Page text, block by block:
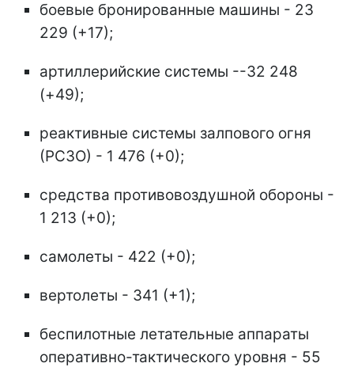
боевые бронированные машины - 23
229 (+17);
артиллерийские системы --32 248
(+49);
реактивные системы залпового огня
(РСЗО) - 1 476 (+0);
средства противовоздушной обороны -
1 213 (+0);
самолеты - 422 (+0);
вертолеты - 341 (+1);
беспилотные летательные аппараты
оперативно-тактического уровня - 55